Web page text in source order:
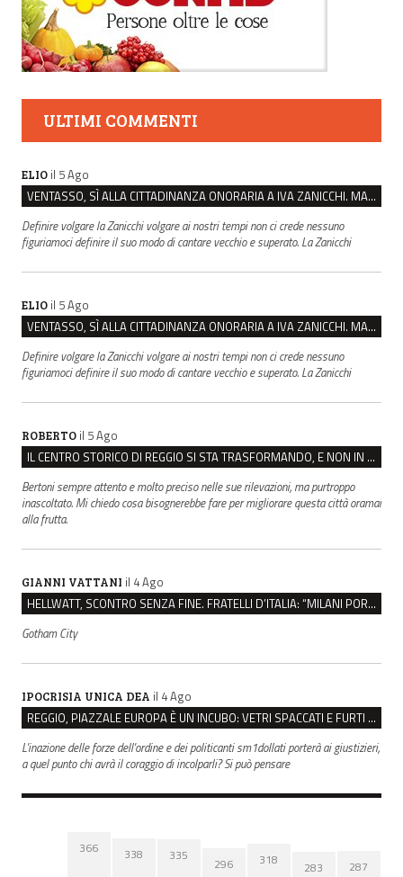
ULTIMI COMMENTI
ELIO il 5 Ago
VENTASSO, SÌ ALLA CITTADINANZA ONORARIA A IVA ZANICCHI. MA BARGIACCHI: “È DI PESSIMO GUSTO”
Definire volgare la Zanicchi volgare ai nostri tempi non ci crede nessuno
figuriamoci definire il suo modo di cantare vecchio e superato. La Zanicchi
ELIO il 5 Ago
VENTASSO, SÌ ALLA CITTADINANZA ONORARIA A IVA ZANICCHI. MA BARGIACCHI: “È DI PESSIMO GUSTO”
Definire volgare la Zanicchi volgare ai nostri tempi non ci crede nessuno
figuriamoci definire il suo modo di cantare vecchio e superato. La Zanicchi
ROBERTO il 5 Ago
IL CENTRO STORICO DI REGGIO SI STA TRASFORMANDO, E NON IN MEGLIO
Bertoni sempre attento e molto preciso nelle sue rilevazioni, ma purtroppo
inascoltato. Mi chiedo cosa bisognerebbe fare per migliorare questa città oramai
alla frutta.
GIANNI VATTANI il 4 Ago
HELLWATT, SCONTRO SENZA FINE. FRATELLI D’ITALIA: “MILANI PORTA DOCUMENTI, DE FRANCO INSULTI”
Gotham City
IPOCRISIA UNICA DEA il 4 Ago
REGGIO, PIAZZALE EUROPA È UN INCUBO: VETRI SPACCATI E FURTI SULLE AUTO IN SOSTA
L'inazione delle forze dell'ordine e dei politicanti sm1dollati porterà ai giustizieri,
a quel punto chi avrà il coraggio di incolparli? Si può pensare
366 338 335
296 318 283 287